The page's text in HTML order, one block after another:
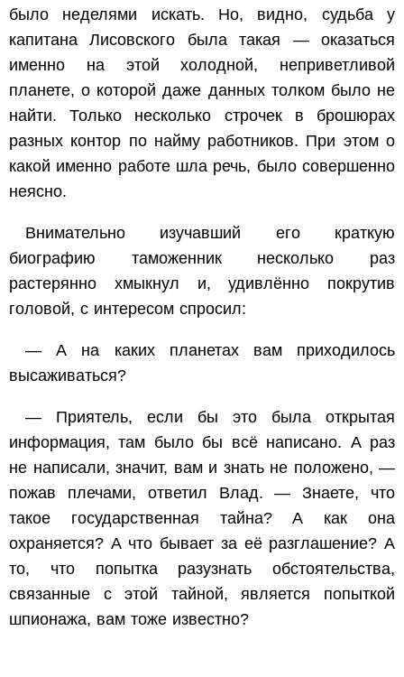
было неделями искать. Но, видно, судьба у
капитана Лисовского была такая — оказаться
именно на этой холодной, неприветливой
планете, о которой даже данных толком было не
найти. Только несколько строчек в брошюрах
разных контор по найму работников. При этом о
какой именно работе шла речь, было совершенно
неясно.
Внимательно изучавший его краткую
биографию таможенник несколько раз
растерянно хмыкнул и, удивлённо покрутив
головой, с интересом спросил:
— А на каких планетах вам приходилось
высаживаться?
— Приятель, если бы это была открытая
информация, там было бы всё написано. А раз
не написали, значит, вам и знать не положено, —
пожав плечами, ответил Влад. — Знаете, что
такое государственная тайна? А как она
охраняется? А что бывает за её разглашение? А
то, что попытка разузнать обстоятельства,
связанные с этой тайной, является попыткой
шпионажа, вам тоже известно?